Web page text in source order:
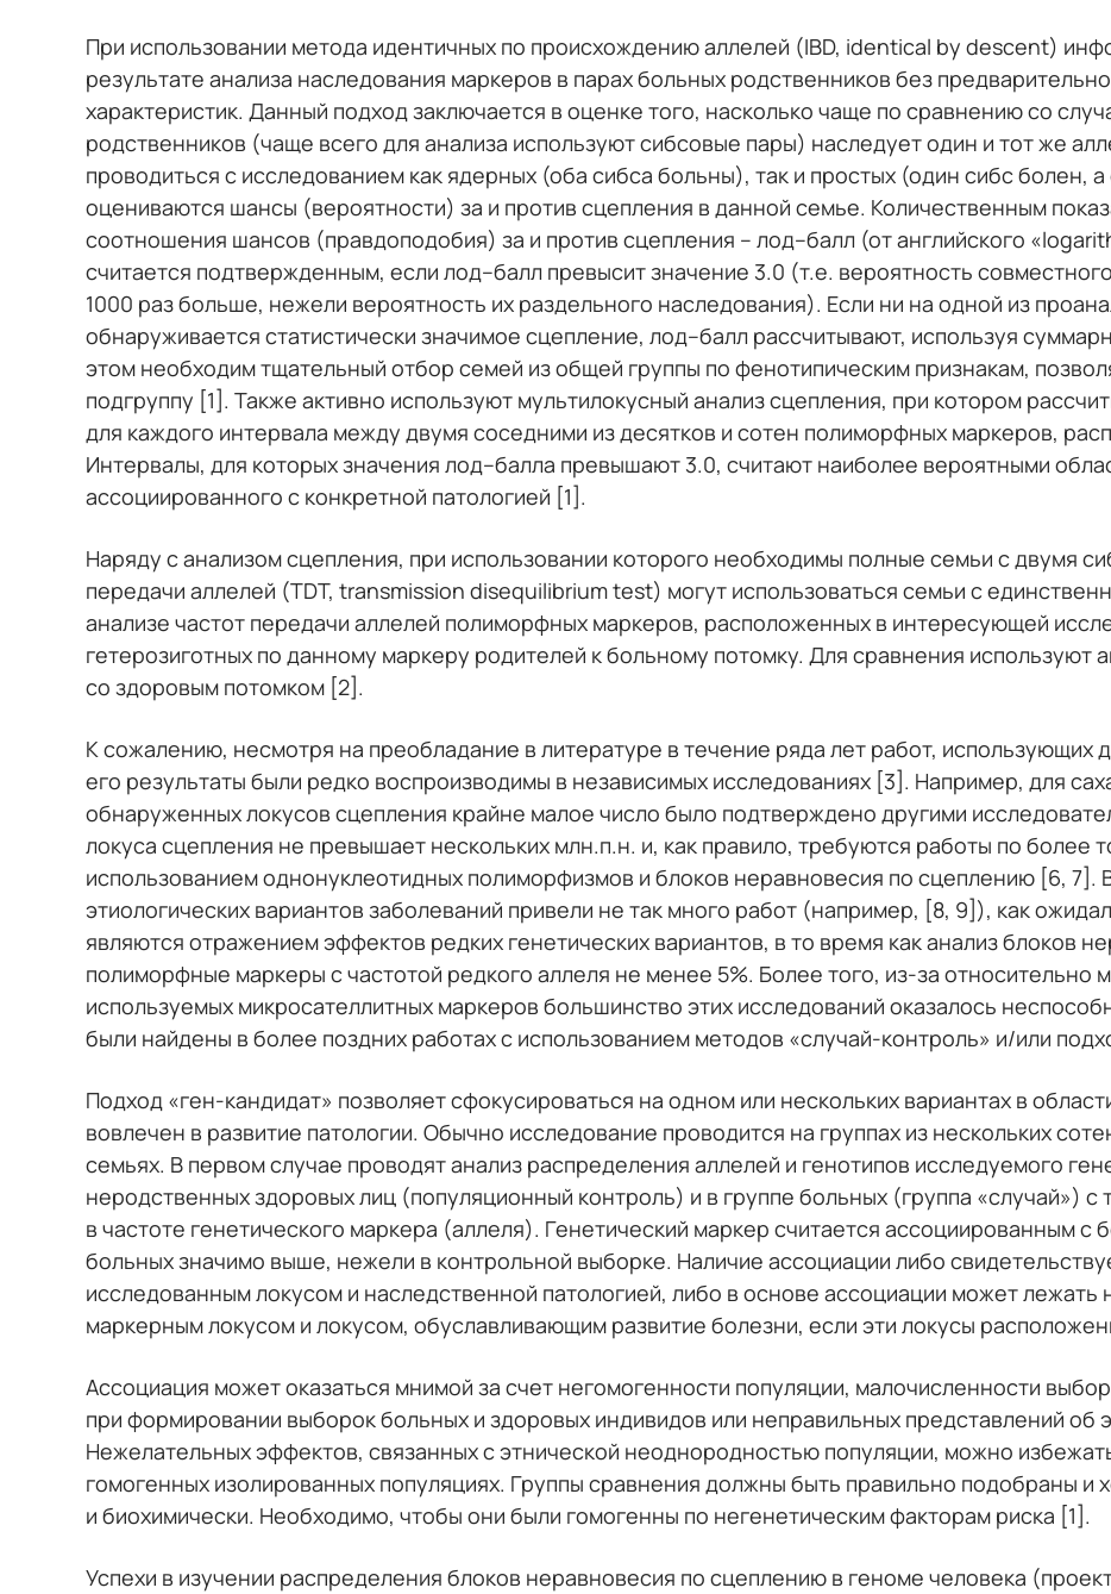
При использовании метода идентичных по происхождению аллелей (IBD, identical by descent)
результате анализа наследования маркеров в парах больных родственников без
характеристик. Данный подход заключается в оценке того, насколько чаще по сравнению со
родственников (чаще всего для анализа используют сибсовые пары) наследует один и тот же
проводиться с исследованием как ядерных (оба сибса больны), так и простых (один сибс болен,
оцениваются шансы (вероятности) за и против сцепления в данной семье. Количественным
соотношения шансов (правдоподобия) за и против сцепления – лод–балл (от английского
считается подтвержденным, если лод–балл превысит значение 3.0 (т.е. вероятность
1000 раз больше, нежели вероятность их раздельного наследования). Если ни на одной из
обнаруживается статистически значимое сцепление, лод–балл рассчитывают, используя
этом необходим тщательный отбор семей из общей группы по фенотипическим признакам,
подгруппу [1]. Также активно используют мультилокусный анализ сцепления, при котором
для каждого интервала между двумя соседними из десятков и сотен полиморфных маркеров,
Интервалы, для которых значения лод–балла превышают 3.0, считают наиболее вероятными
ассоциированного с конкретной патологией [1].
Наряду с анализом сцепления, при использовании которого необходимы полные семьи с двумя
передачи аллелей (TDT, transmission disequilibrium test) могут использоваться семьи с
анализе частот передачи аллелей полиморфных маркеров, расположенных в интересующей
гетерозиготных по данному маркеру родителей к больному потомку. Для сравнения используют
со здоровым потомком [2].
К сожалению, несмотря на преобладание в литературе в течение ряда лет работ, использующих
его результаты были редко воспроизводимы в независимых исследованиях [3]. Например, для
обнаруженных локусов сцепления крайне малое число было подтверждено другими
локуса сцепления не превышает нескольких млн.п.н. и, как правило, требуются работы по более
использованием однонуклеотидных полиморфизмов и блоков неравновесия по сцеплению [6, 7].
этиологических вариантов заболеваний привели не так много работ (например, [8, 9]), как
являются отражением эффектов редких генетических вариантов, в то время как анализ блоков
полиморфные маркеры с частотой редкого аллеля не менее 5%. Более того, из-за относительно
используемых микросателлитных маркеров большинство этих исследований оказалось
были найдены в более поздних работах с использованием методов «случай-контроль» и/или
Подход «ген-кандидат» позволяет сфокусироваться на одном или нескольких вариантах в
вовлечен в развитие патологии. Обычно исследование проводится на группах из нескольких
семьях. В первом случае проводят анализ распределения аллелей и генотипов исследуемого
неродственных здоровых лиц (популяционный контроль) и в группе больных (группа «случай») с
в частоте генетического маркера (аллеля). Генетический маркер считается ассоциированным с
больных значимо выше, нежели в контрольной выборке. Наличие ассоциации либо
исследованным локусом и наследственной патологией, либо в основе ассоциации может
маркерным локусом и локусом, обуславливающим развитие болезни, если эти локусы
Ассоциация может оказаться мнимой за счет негомогенности популяции, малочисленности
при формировании выборок больных и здоровых индивидов или неправильных представлений об
Нежелательных эффектов, связанных с этнической неоднородностью популяции, можно
гомогенных изолированных популяциях. Группы сравнения должны быть правильно подобраны и
и биохимически. Необходимо, чтобы они были гомогенны по негенетическим факторам риска [1].
Успехи в изучении распределения блоков неравновесия по сцеплению в геноме человека